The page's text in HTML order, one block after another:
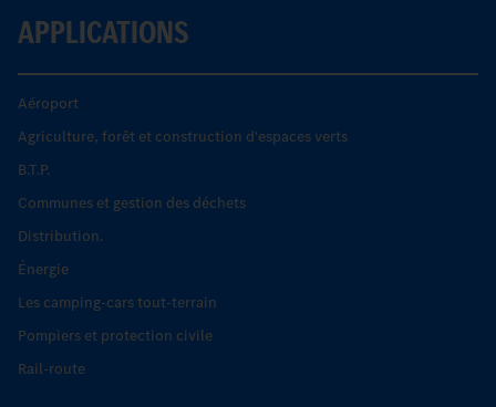
APPLICATIONS
Aéroport
Agriculture, forêt et construction d'espaces verts
B.T.P.
Communes et gestion des déchets
Distribution.
Énergie
Les camping-cars tout-terrain
Pompiers et protection civile
Rail-route